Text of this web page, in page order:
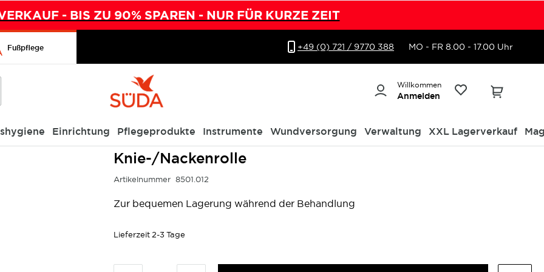
- BIS ZU 90% SPAREN - NUR FÜR KURZE ZEIT
Fußpflege +49 (0) 721 / 9770 388 MO - FR 8.00 - 17.00 Uhr
Willkommen
Anmelden
Einrichtung Pflegeprodukte Instrumente Wundversorgung Verwaltung XXL Lagerverkauf
Knie-/Nackenrolle
Artikelnummer 8501.012
Zur bequemen Lagerung während der Behandlung
Lieferzeit 2-3 Tage